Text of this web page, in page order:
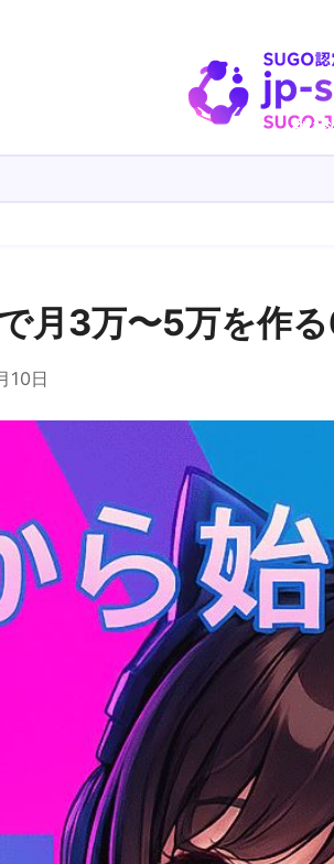
月3万〜5万を作
10日